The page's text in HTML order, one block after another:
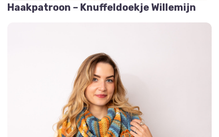
Haakpatroon – Knuffeldoekje Willemijn